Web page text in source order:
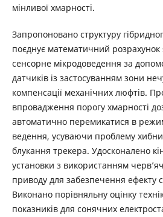
мінливої хмарності.
Запропоновано структуру
поєднує математичний розрахунок
сенсорне мікродоведення за
датчиків із застосуванням зони
компенсації механічних люфтів.
впровадження порогу хмарності
автоматично перемикатися в
ведення, усуваючи проблему
блукання трекера. Удосконалено
установки з використанням
приводу для забезпечення ефекту
Виконано порівняльну оцінку
показників для сонячних